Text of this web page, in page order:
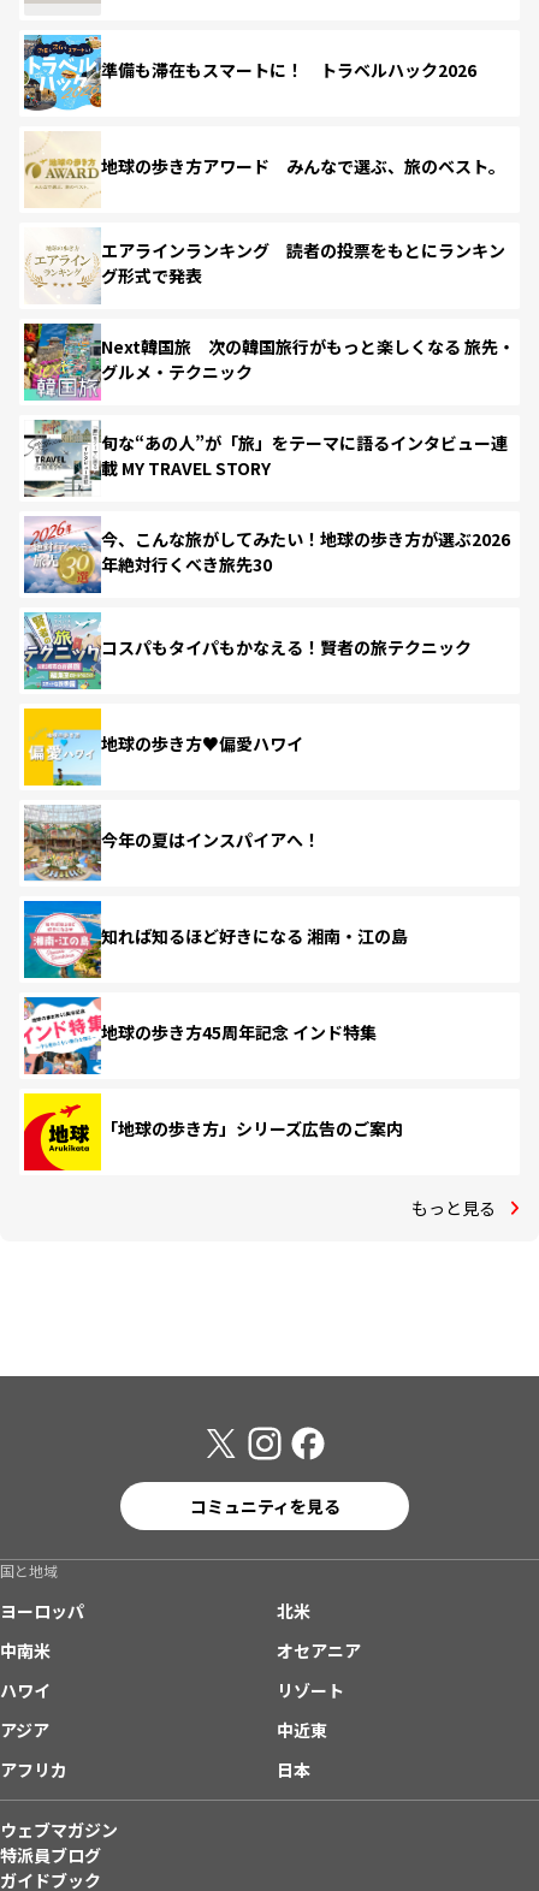
準備も滞在もスマートに！ トラベルハック2026
地球の歩き方アワード みんなで選ぶ、旅のベスト。
エアラインランキング 読者の投票をもとにランキン
グ形式で発表
Next韓国旅 次の韓国旅行がもっと楽しくなる 旅先・
グルメ・テクニック
旬な“あの人”が「旅」をテーマに語るインタビュー連
載 MY TRAVEL STORY
今、こんな旅がしてみたい！地球の歩き方が選ぶ2026
年絶対行くべき旅先30
コスパもタイパもかなえる！賢者の旅テクニック
地球の歩き方♥偏愛ハワイ
今年の夏はインスパイアへ！
知れば知るほど好きになる 湘南・江の島
地球の歩き方45周年記念 インド特集
「地球の歩き方」シリーズ広告のご案内
もっと見る
コミュニティを見る
国と地域
ヨーロッパ
北米
中南米
オセアニア
ハワイ
リゾート
アジア
中近東
アフリカ
日本
ウェブマガジン
特派員ブログ
ガイドブック